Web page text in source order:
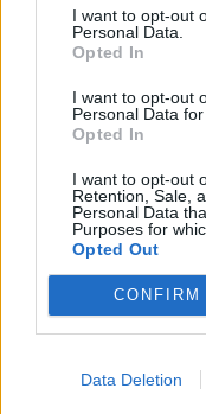
I want to opt-out
Personal Data.
Opted In
I want to opt-out
Personal Data
Opted In
I want to opt-out
Retention, Sale,
Personal Data
Purposes for
Opted Out
CONFIRM
Data Deletion
9 Ago